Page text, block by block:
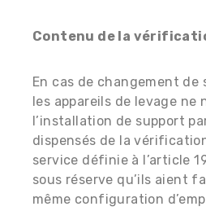
Contenu de la
En cas de changement de
les appareils de levage ne
l’installation de support
dispensés de la
service définie à l’article
sous réserve qu’ils aient
même configuration